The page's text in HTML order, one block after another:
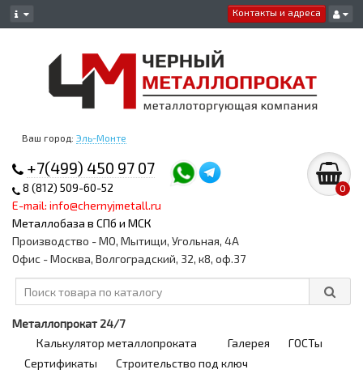
Контакты и адреса
Ваш город: Эль-Монте
+7(499) 450 97 07
8 (812) 509-60-52
E-mail: info@chernyjmetall.ru
Металлобаза в СПб и МСК
0
Производство - МО, Мытищи, Угольная, 4А
Офис - Москва, Волгоградский, 32, к8, оф.37
Металлопрокат 24/7
Калькулятор металлопроката
Галерея
ГОСТы
Сертификаты
Строительство под ключ